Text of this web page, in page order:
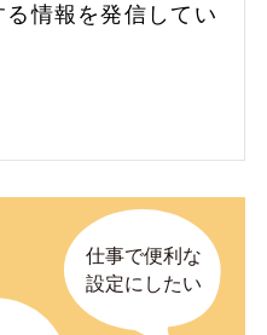
情報を発信してい